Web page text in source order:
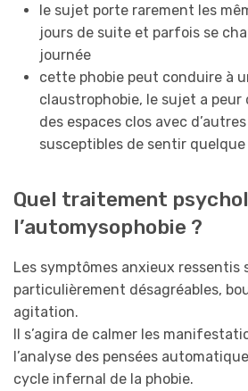
le sujet porte rarement les
jours de suite et parfois se
journée
cette phobie peut conduire à
claustrophobie, le sujet a peur
des espaces clos avec
susceptibles de sentir quelque
Quel traitement
l’automysophobie ?
Les symptômes anxieux ressentis
particulièrement désagréables,
agitation.
Il s’agira de calmer les
l’analyse des pensées
cycle infernal de la phobie.